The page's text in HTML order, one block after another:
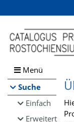
Browsen
direkt zum Inhalt
Menü
Suche
Einfach
Erweitert